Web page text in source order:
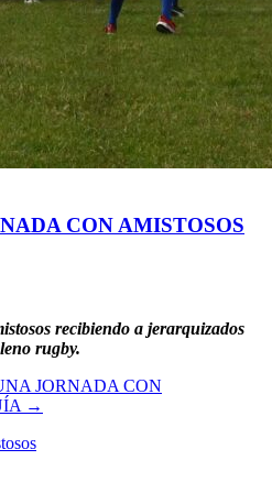
CON AMISTOSOS
recibiendo a jerarquizados
rugby.
JORNADA CON
→